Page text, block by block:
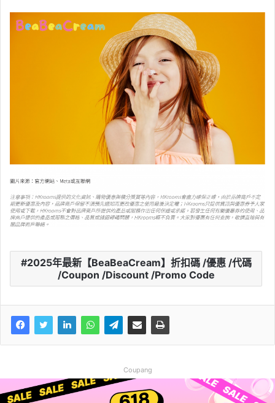
2025年最新【BeaBeaCream】折扣碼 /優惠 /代碼
/Coupon /Discount /Promo Code
Coupang